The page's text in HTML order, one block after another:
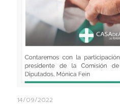
14/09/2022